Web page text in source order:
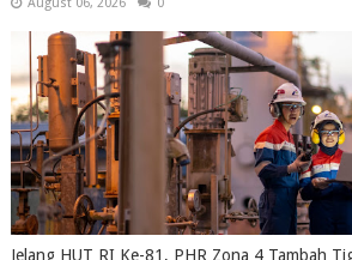
Jelang HUT RI Ke-81, PHR Zona 4 Tambah